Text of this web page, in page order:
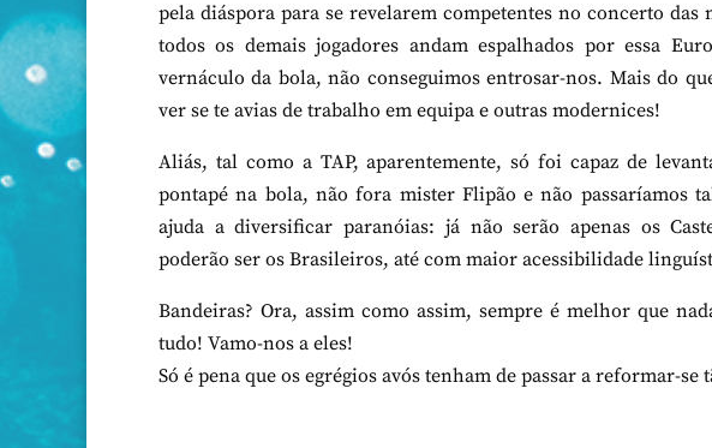
pela diáspora para se revelarem competentes no concerto das
todos os demais jogadores andam espalhados por essa
vernáculo da bola, não conseguimos entrosar-nos. Mais do
ver se te avias de trabalho em equipa e outras modernices!
Aliás, tal como a TAP, aparentemente, só foi capaz de
pontapé na bola, não fora mister Flipão e não passaríamos
ajuda a diversificar paranóias: já não serão apenas os
poderão ser os Brasileiros, até com maior acessibilidade
Bandeiras? Ora, assim como assim, sempre é melhor que
tudo! Vamo-nos a eles!
Só é pena que os egrégios avós tenham de passar a reformar-se